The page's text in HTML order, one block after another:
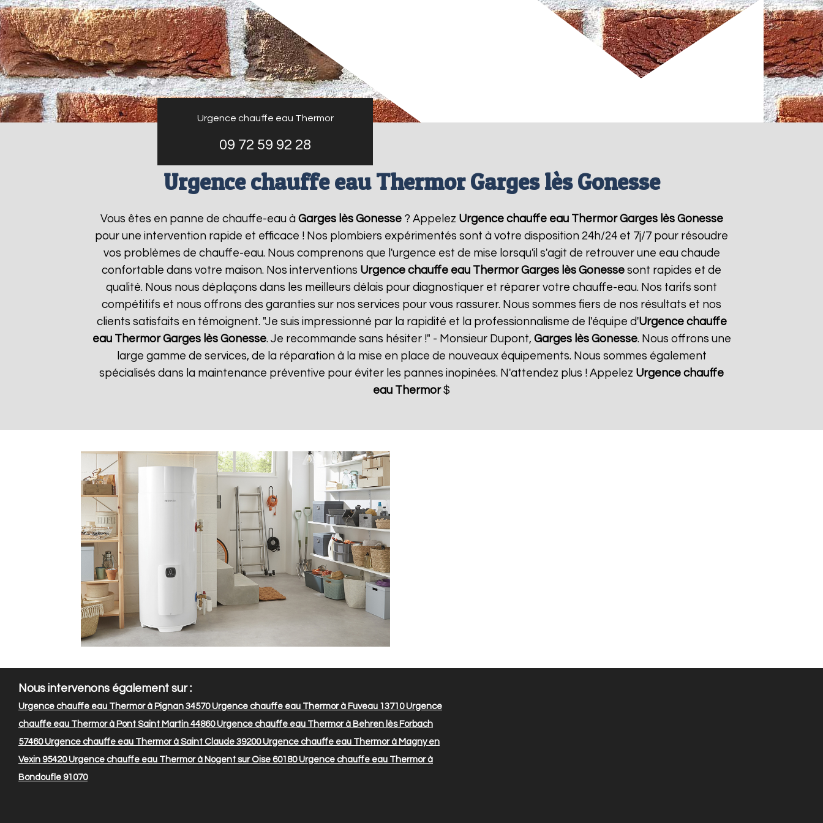
Urgence chauffe eau Thermor
09 72 59 92 28
Urgence chauffe eau Thermor Garges lès Gonesse
Vous êtes en panne de chauffe-eau à Garges lès Gonesse? Appelez Urgence chauffe eau Thermor Garges lès Gonesse
pour une intervention rapide et efficace ! Nos plombiers expérimentés sont à votre disposition 24h/24 et 7j/7 pour résoudre
vos problèmes de chauffe-eau. Nous comprenons que l'urgence est de mise lorsqu'il s'agit de retrouver une eau chaude
confortable dans votre maison. Nos interventions Urgence chauffe eau Thermor Garges lès Gonesse sont rapides et de
qualité. Nous nous déplaçons dans les meilleurs délais pour diagnostiquer et réparer votre chauffe-eau. Nos tarifs sont
compétitifs et nous offrons des garanties sur nos services pour vous rassurer. Nous sommes fiers de nos résultats et nos
clients satisfaits en témoignent. "Je suis impressionné par la rapidité et la professionnalisme de l'équipe d'Urgence chauffe
eau Thermor Garges lès Gonesse. Je recommande sans hésiter !" - Monsieur Dupont, Garges lès Gonesse. Nous offrons une
large gamme de services, de la réparation à la mise en place de nouveaux équipements. Nous sommes également
spécialisés dans la maintenance préventive pour éviter les pannes inopinées. N'attendez plus ! Appelez Urgence chauffe
eau Thermor$
Nous intervenons également sur :
Urgence chauffe eau Thermor à Pignan 34570Urgence chauffe eau Thermor à Fuveau 13710Urgence
chauffe eau Thermor à Pont Saint Martin 44860Urgence chauffe eau Thermor à Behren lès Forbach
57460Urgence chauffe eau Thermor à Saint Claude 39200Urgence chauffe eau Thermor à Magny en
Vexin 95420Urgence chauffe eau Thermor à Nogent sur Oise 60180Urgence chauffe eau Thermor à
Bondoufle 91070